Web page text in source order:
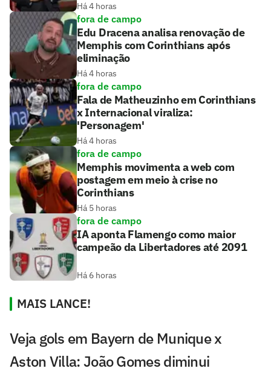
Há 4 horas
fora de campo
Edu Dracena analisa renovação de
Memphis com Corinthians após
eliminação
Há 4 horas
fora de campo
Fala de Matheuzinho em Corinthians
x Internacional viraliza:
'Personagem'
Há 4 horas
fora de campo
Memphis movimenta a web com
postagem em meio à crise no
Corinthians
Há 5 horas
fora de campo
IA aponta Flamengo como maior
campeão da Libertadores até 2091
Há 6 horas
MAIS LANCE!
Veja gols em Bayern de Munique x
Aston Villa: João Gomes diminui